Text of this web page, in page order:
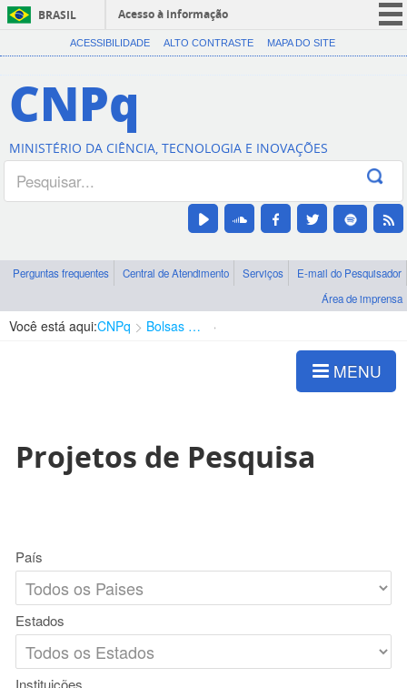
BRASIL
Acesso à informação
CORONAVÍRUS (COVID-19)
Canais
ACESSIBILIDADE ALTO CONTRASTE MAPA DO SITE
CNPq
MINISTÉRIO DA CIÊNCIA, TECNOLOGIA E INOVAÇÕES
Perguntas frequentes Central de Atendimento Serviços
E-mail do Pesquisador
Área de imprensa
Você está aqui:CNPq Bolsas e Auxílios Vigentes
MENU
Projetos de Pesquisa
País
Estados
Instituições